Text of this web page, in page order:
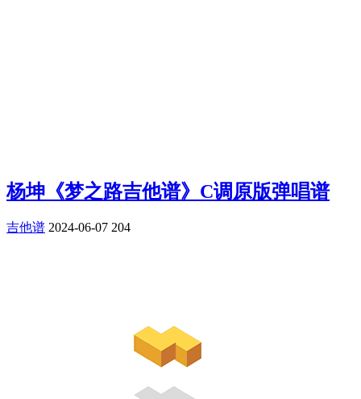
杨坤《梦之路吉他谱》C调原版弹唱谱
吉他谱 2024-06-07 204